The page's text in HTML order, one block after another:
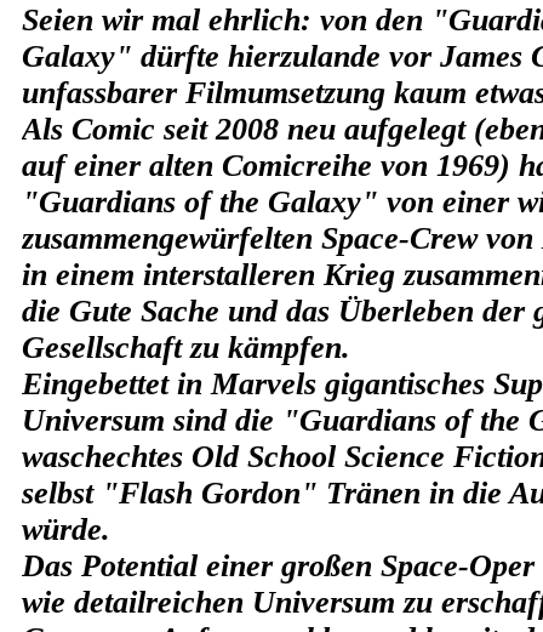
Seien wir mal ehrlich: von den
Galaxy" dürfte hierzulande vor James
unfassbarer Filmumsetzung kaum
Als Comic seit 2008 neu aufgelegt
auf einer alten Comicreihe von 1969)
"Guardians of the Galaxy" von einer
zusammengewürfelten Space-Crew
in einem interstalleren Krieg
die Gute Sache und das Überleben der
Gesellschaft zu kämpfen.
Eingebettet in Marvels gigantisches
Universum sind die "Guardians of the
waschechtes Old School Science
selbst "Flash Gordon" Tränen in die
würde.
Das Potential einer großen Space-
wie detailreichen Universum zu